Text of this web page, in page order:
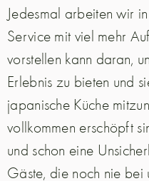
Jedesmal arbeiten wir
Service mit viel mehr
vorstellen kann daran,
Erlebnis zu bieten und
japanische Küche
vollkommen erschöpft
und schon eine
Gäste, die noch nie bei